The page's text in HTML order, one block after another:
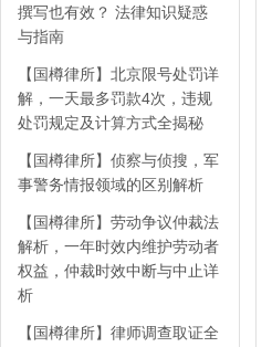
撰写也有效？ 法律知识疑惑
与指南
【国樽律所】北京限号处罚详
解，一天最多罚款4次，违规
处罚规定及计算方式全揭秘
【国樽律所】侦察与侦搜，军
事警务情报领域的区别解析
【国樽律所】劳动争议仲裁法
解析，一年时效内维护劳动者
权益，仲裁时效中断与中止详
析
【国樽律所】律师调查取证全